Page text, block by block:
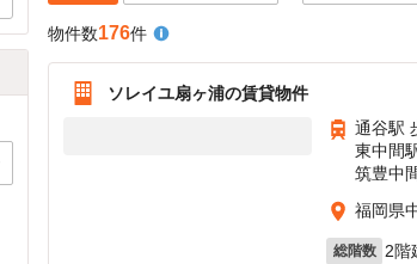
物件数176件
ソレイユ扇ヶ浦の賃貸物件
通谷駅
東中間
筑豊中
福岡県
総階数 2階